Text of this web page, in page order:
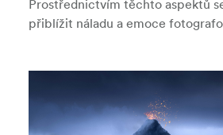
Prostřednictvím těchto aspektů
přiblížit náladu a emoce